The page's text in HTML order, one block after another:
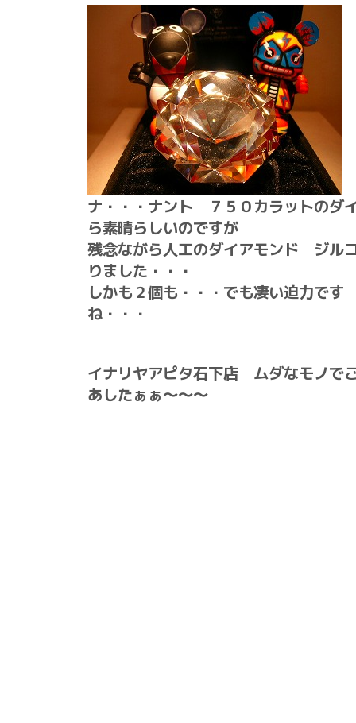
ナ・・・ナント ７５０カラットのダ
ら素晴らしいのですが
残念ながら人工のダイアモンド ジル
りました・・・
しかも２個も・・・でも凄い迫力で
ね・・・
イナリヤアピタ石下店 ムダなモノ
あしたぁぁ～～～